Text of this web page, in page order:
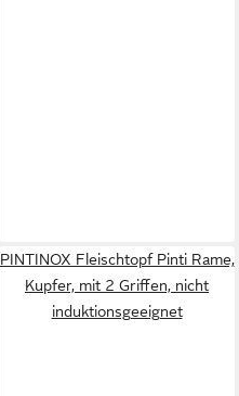
PINTINOX Fleischtopf Pinti Rame,
Kupfer, mit 2 Griffen, nicht
induktionsgeeignet